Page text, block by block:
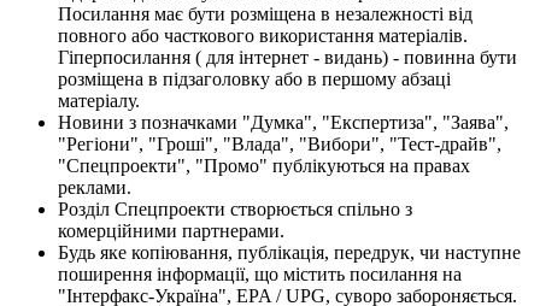
Посилання має бути розміщена в незалежності від
повного або часткового використання матеріалів.
Гіперпосилання ( для інтернет - видань) - повинна бути
розміщена в підзаголовку або в першому абзаці
матеріалу.
Новини з позначками "Думка", "Експертиза", "Заява",
"Регіони", "Гроші", "Влада", "Вибори", "Тест-драйв",
"Спецпроекти", "Промо" публікуються на правах
реклами.
Розділ Спецпроекти створюється спільно з
комерційними партнерами.
Будь яке копіювання, публікація, передрук, чи наступне
поширення інформації, що містить посилання на
"Інтерфакс-Україна", EPA / UPG, суворо забороняється.